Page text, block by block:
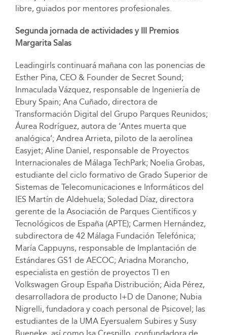
libre, guiados por mentores profesionales.
Segunda jornada de actividades y III Premios
Margarita Salas
Leadingirls continuará mañana con las ponencias de
Esther Pina, CEO & Founder de Secret Sound;
Inmaculada Vázquez, responsable de Ingeniería de
Ebury Spain; Ana Cuñado, directora de
Transformación Digital del Grupo Parques Reunidos;
Áurea Rodríguez, autora de ‘Antes muerta que
analógica’; Andrea Arrieta, piloto de la aerolínea
Easyjet; Aline Daniel, responsable de Proyectos
Internacionales de Málaga TechPark; Noelia Grobas,
estudiante del ciclo formativo de Grado Superior de
Sistemas de Telecomunicaciones e Informáticos del
IES Martín de Aldehuela; Soledad Díaz, directora
gerente de la Asociación de Parques Científicos y
Tecnológicos de España (APTE); Carmen Hernández,
subdirectora de 42 Málaga Fundación Telefónica;
María Cappuyns, responsable de Implantación de
Estándares GS1 de AECOC; Ariadna Morancho,
especialista en gestión de proyectos TI en
Volkswagen Group España Distribución; Aida Pérez,
desarrolladora de producto I+D de Danone; Nubia
Nigrelli, fundadora y coach personal de Psicovel; las
estudiantes de la UMA Eyersualem Subires y Susy